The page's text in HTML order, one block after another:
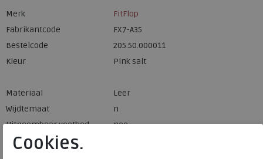
Merk
FitFlop
Fabrikantcode
FX7-A35
Bestelcode
205.50.000011
Kleur
Pink salt
Materiaal
Leer
Wijdtemaat
n
Uitneembaar voetbed
nee
Cookies.